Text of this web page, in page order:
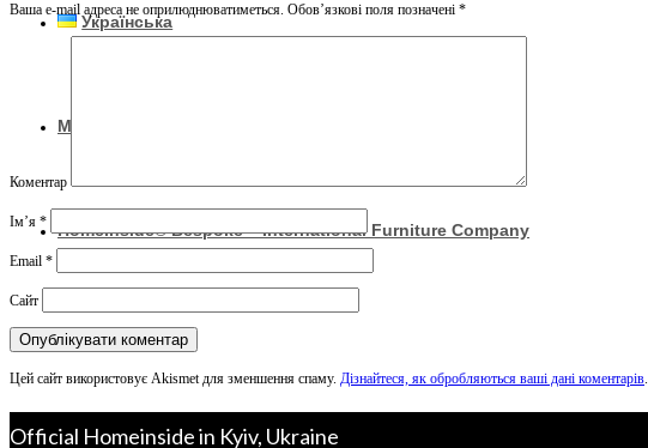
Українська
Магазин
Homeinside® Bespoke – International Furniture Company
0
Ваша e-mail адреса не оприлюднюватиметься. Обов’язкові поля позначені *
Коментар
Ім’я *
Email *
Сайт
Цей сайт використовує Akismet для зменшення спаму. Дізнайтеся, як обробляються ваші дані коментарів.
Official Homeinside in Kyiv, Ukraine